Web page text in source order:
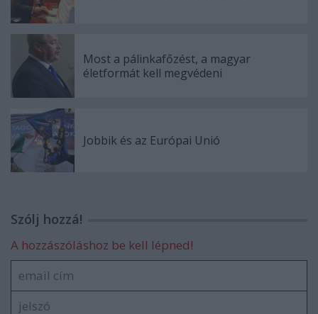
Most a pálinkafőzést, a magyar
életformát kell megvédeni
Jobbik és az Európai Unió
Szólj hozzá!
A hozzászóláshoz be kell lépned!